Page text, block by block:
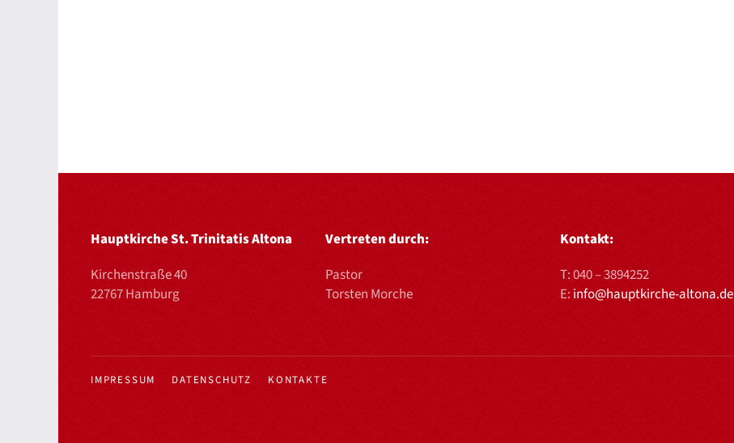
Hauptkirche St. Trinitatis Altona
Kirchenstraße 40
22767 Hamburg
Vertreten durch:
Pastor
Torsten Morche
Kontakt:
T:040 – 3894252
E: info@hauptkirche-altona.de
IMPRESSUM DATENSCHUTZ KONTAKTE